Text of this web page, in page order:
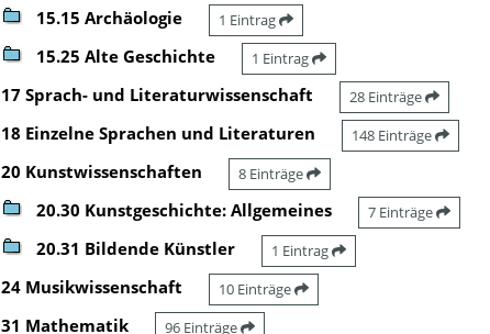
15.15 Archäologie 1 Eintrag
15.25 Alte Geschichte 1 Eintrag
17 Sprach- und Literaturwissenschaft 28 Einträge
18 Einzelne Sprachen und Literaturen 148 Einträge
20 Kunstwissenschaften 8 Einträge
20.30 Kunstgeschichte: Allgemeines 7 Einträge
20.31 Bildende Künstler 1 Eintrag
24 Musikwissenschaft 10 Einträge
31 Mathematik 96 Einträge